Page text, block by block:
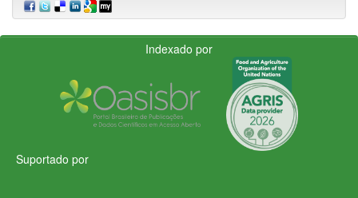
Indexado por
Suportado por